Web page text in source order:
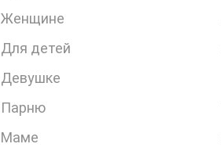
Женщине
Для детей
Девушке
Парню
Маме